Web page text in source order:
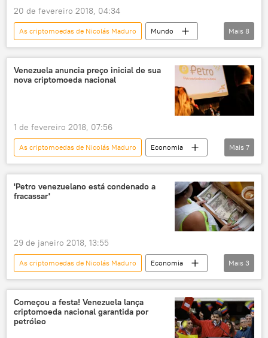
20 de fevereiro 2018, 04:34
As criptomoedas de Nicolás Maduro
Mundo
Américas
Economia
Notícias
Venezuela
petróleo
crise
criptomoedas
Nicolás Maduro
Mais 8
Venezuela anuncia preço inicial de sua
nova criptomoeda nacional
1 de fevereiro 2018, 07:56
As criptomoedas de Nicolás Maduro
Economia
Notícias
Venezuela
Petro
petróleo
criptomoeda
Nicolás Maduro
Mais 7
'Petro venezuelano está condenado a
fracassar'
29 de janeiro 2018, 13:55
As criptomoedas de Nicolás Maduro
Economia
Notícias
Venezuela criptomoedas
Mais 3
Começou a festa! Venezuela lança
criptomoeda nacional garantida por
petróleo